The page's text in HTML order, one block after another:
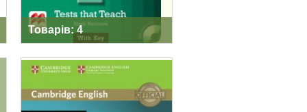
Товарів: 4